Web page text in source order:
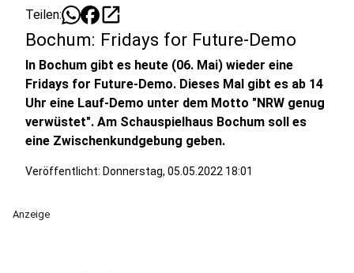
Teilen: open_in_new
Bochum: Fridays for Future-Demo
In Bochum gibt es heute (06. Mai) wieder eine
Fridays for Future-Demo. Dieses Mal gibt es ab 14
Uhr eine Lauf-Demo unter dem Motto "NRW genug
verwüstet". Am Schauspielhaus Bochum soll es
eine Zwischenkundgebung geben.
Veröffentlicht: Donnerstag, 05.05.2022 18:01
Anzeige